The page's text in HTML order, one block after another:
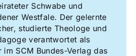
Schwabe und
Westfale. Der gelernte
studierte Theologe und
verantwortet als
im SCM Bundes-Verlag das